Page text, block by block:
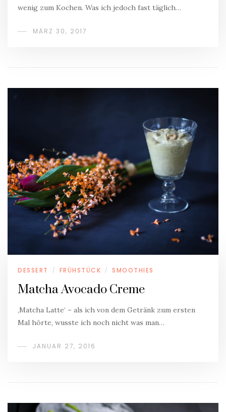
wenig zum Kochen. Was ich jedoch fast täglich…
MÄRZ 30, 2017
DESSERT / FRÜHSTÜCK / SMOOTHIES
Matcha Avocado Creme
‚Matcha Latte‘ – als ich von dem Getränk zum ersten
Mal hörte, wusste ich noch nicht was man…
JANUAR 27, 2016